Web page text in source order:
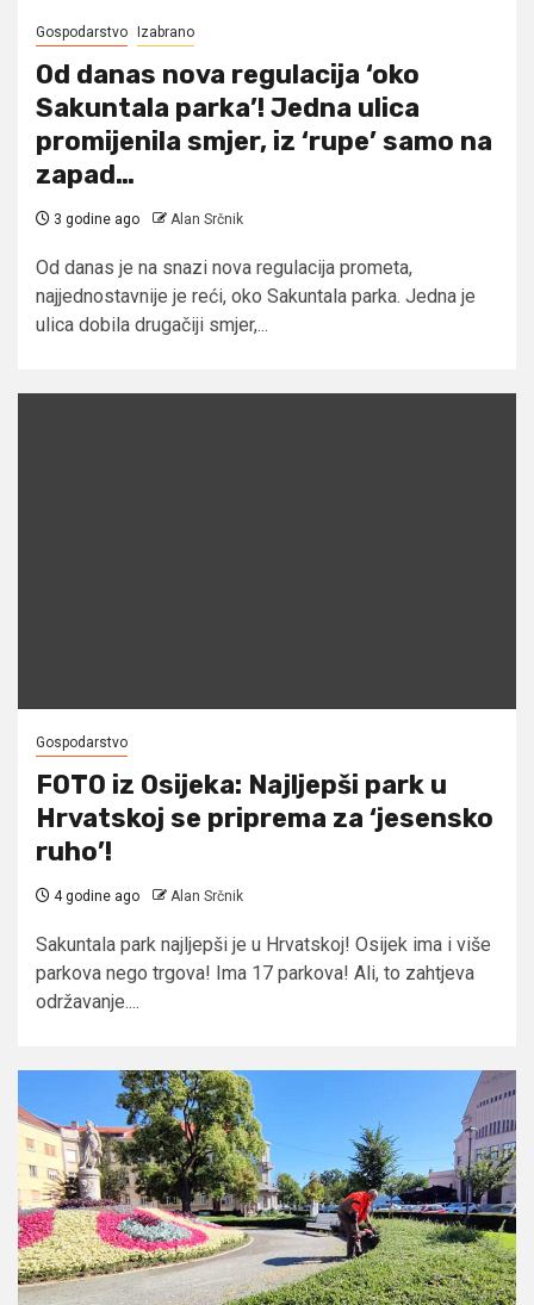
Gospodarstvo Izabrano
Od danas nova regulacija ‘oko
Sakuntala parka’! Jedna ulica
promijenila smjer, iz ‘rupe’ samo na
zapad…
3 godine ago Alan Srčnik
Od danas je na snazi nova regulacija prometa,
najjednostavnije je reći, oko Sakuntala parka. Jedna je
ulica dobila drugačiji smjer,...
Gospodarstvo
FOTO iz Osijeka: Najljepši park u
Hrvatskoj se priprema za ‘jesensko
ruho’!
4 godine ago Alan Srčnik
Sakuntala park najljepši je u Hrvatskoj! Osijek ima i više
parkova nego trgova! Ima 17 parkova! Ali, to zahtjeva
održavanje....